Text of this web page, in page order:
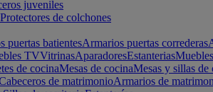
juveniles
Protectores de colchones
puertas batientesArmarios puertas correderas
TVVitrinasAparadoresEstanterias
de cocinaMesas de cocinaMesas y sillas de
de matrimonioArmarios de